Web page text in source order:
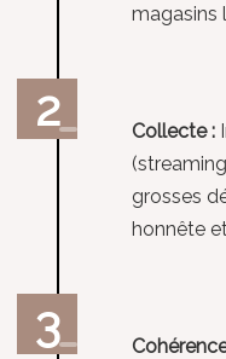
magasins
Collecte :
grosses
honnête